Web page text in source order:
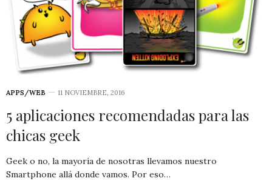
APPS/WEB 11 NOVIEMBRE, 2016
5 aplicaciones recomendadas para las
chicas geek
Geek o no, la mayoría de nosotras llevamos nuestro
Smartphone allá donde vamos. Por eso…